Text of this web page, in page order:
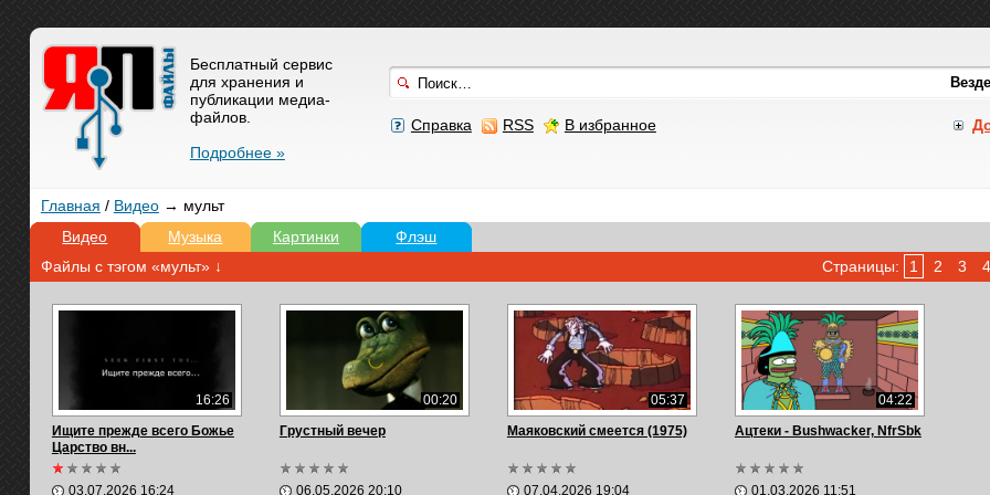
Справка RSS В избранное
Бесплатный сервис
для хранения и
публикации медиа-
файлов.
Подробнее »
Главная / Видео→ мульт
Видео
Музыка Картинки Флэш
Файлы с тэгом «мульт» ↓
Страницы: 1 2 3 4
16:26
Ищите прежде всего Божье
Царство вн...
03.07.2026 16:24
00:20
Грустный вечер
06.05.2026 20:10
05:37
Маяковский смеется (1975)
07.04.2026 19:04
04:22
Ацтеки - Bushwacker, NfrSbk
01.03.2026 11:51